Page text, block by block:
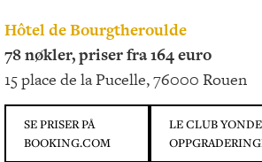
Hôtel de Bourgtheroulde
78 nøkler, priser fra 164 euro
15 place de la Pucelle, 76000 Rouen
SE PRISER PÅ
BOOKING.COM
LE CLUB